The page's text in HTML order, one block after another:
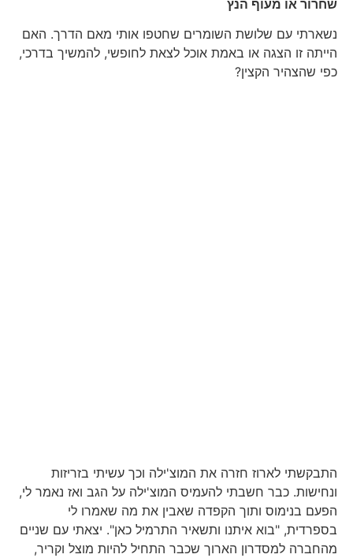
שחרור או מעוף הנץ
נשארתי עם שלושת השומרים שחטפו אותי מאם הדרך. האם
הייתה זו הצגה או באמת אוכל לצאת לחופשי, להמשיך בדרכי,
כפי שהצהיר הקצין?
התבקשתי לארוז חזרה את המוצ'ילה וכך עשיתי בזריזות
ונחישות. כבר חשבתי להעמיס המוצ'ילה על הגב ואז נאמר לי,
הפעם בנימוס ותוך הקפדה שאבין את מה שאמרו לי
בספרדית, "בוא איתנו ותשאיר התרמיל כאן". יצאתי עם שניים
מהחברה למסדרון הארוך שכבר התחיל להיות מוצל וקריר,